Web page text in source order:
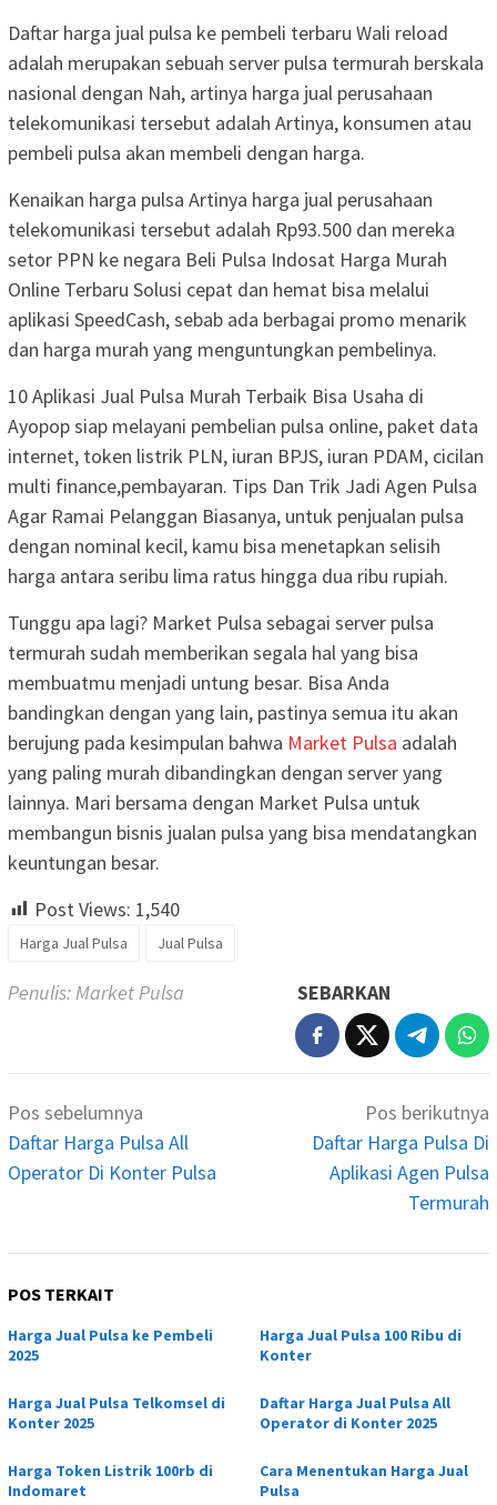
Daftar harga jual pulsa ke pembeli terbaru Wali reload
adalah merupakan sebuah server pulsa termurah berskala
nasional dengan Nah, artinya harga jual perusahaan
telekomunikasi tersebut adalah Artinya, konsumen atau
pembeli pulsa akan membeli dengan harga.
Kenaikan harga pulsa Artinya harga jual perusahaan
telekomunikasi tersebut adalah Rp93.500 dan mereka
setor PPN ke negara Beli Pulsa Indosat Harga Murah
Online Terbaru Solusi cepat dan hemat bisa melalui
aplikasi SpeedCash, sebab ada berbagai promo menarik
dan harga murah yang menguntungkan pembelinya.
10 Aplikasi Jual Pulsa Murah Terbaik Bisa Usaha di
Ayopop siap melayani pembelian pulsa online, paket data
internet, token listrik PLN, iuran BPJS, iuran PDAM, cicilan
multi finance,pembayaran. Tips Dan Trik Jadi Agen Pulsa
Agar Ramai Pelanggan Biasanya, untuk penjualan pulsa
dengan nominal kecil, kamu bisa menetapkan selisih
harga antara seribu lima ratus hingga dua ribu rupiah.
Tunggu apa lagi? Market Pulsa sebagai server pulsa
termurah sudah memberikan segala hal yang bisa
membuatmu menjadi untung besar. Bisa Anda
bandingkan dengan yang lain, pastinya semua itu akan
berujung pada kesimpulan bahwa Market Pulsa adalah
yang paling murah dibandingkan dengan server yang
lainnya. Mari bersama dengan Market Pulsa untuk
membangun bisnis jualan pulsa yang bisa mendatangkan
keuntungan besar.
Post Views: 1,540
Harga Jual Pulsa Jual Pulsa
Penulis: Market Pulsa SEBARKAN
Navigasi
pos
Pos sebelumnya
Daftar Harga Pulsa All
Operator Di Konter Pulsa
Pos berikutnya
Daftar Harga Pulsa Di
Aplikasi Agen Pulsa
Termurah
POS TERKAIT
Harga Jual Pulsa ke Pembeli
2025
Harga Jual Pulsa 100 Ribu di
Konter
Harga Jual Pulsa Telkomsel di
Konter 2025
Daftar Harga Jual Pulsa All
Operator di Konter 2025
Harga Token Listrik 100rb di
Indomaret
Cara Menentukan Harga Jual
Pulsa